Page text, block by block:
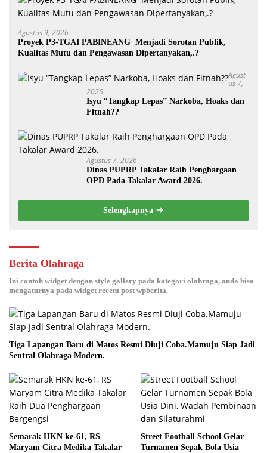
Agustus 9, 2026
Proyek P3-TGAI PABINEANG Menjadi Sorotan Publik,
Kualitas Mutu dan Pengawasan Dipertanyakan,.?
Agust
Us 7,
2026
Isyu “Tangkap Lepas” Narkoba, Hoaks dan
Fitnah??
Agustus 7, 2026
Dinas PUPRP Takalar Raih Penghargaan
OPD Pada Takalar Award 2026.
Selengkapnya
Berita Olahraga
Ini contoh widget dengan style gallery pada kategori olahraga, anda bisa
mengaturnya pada widget recent post wpberita.
Tiga Lapangan Baru di Matos Resmi Diuji Coba.Mamuju Siap Jadi
Sentral Olahraga Modern.
Semarak HKN ke-61, RS
Maryam Citra Medika Takalar
Street Football School Gelar
Turnamen Sepak Bola Usia